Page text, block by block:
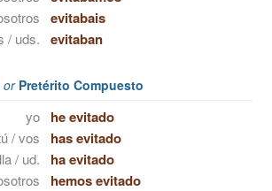
evitabais
/ uds. evitaban
orPretérito Compuesto
yo he evitado
/ vos has evitado
/ ud. ha evitado
hemos evitado